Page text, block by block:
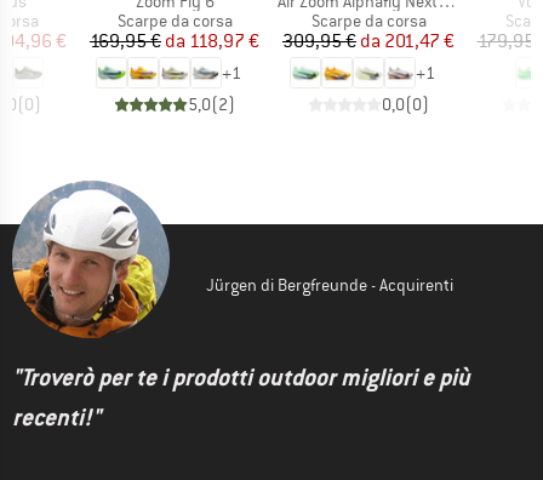
ridotto
€
(0)
Gruppo di prodotti
Scarpe da corsa
Prezzo
169,95 € Prezzo ridotto
da 118,97 €
+1
5,0(2)
Gruppo di prodotti
Scarpe da corsa
Prezzo
309,95 € Prezzo ridotto
da 201,47 €
+1
0,0(0)
179,95
Jürgen di Bergfreunde - Acquirenti
"Troverò per te i prodotti outdoor migliori e più
recenti!"